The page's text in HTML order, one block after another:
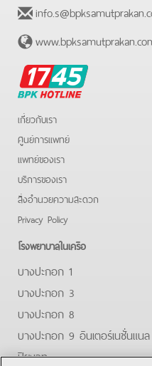
BPK
Hotline
เกี่ยวกับเรา
ศูนย์การแพทย์
แพทย์ของเรา
บริการของเรา
สิ่งอำนวยความสะดวก
Privacy Policy
โรงพยาบาลในเครือ
บางปะกอก 1
บางปะกอก 3
บางปะกอก 8
บางปะกอก 9 อินเตอร์เนชั่นแนล
ปิยะเวท